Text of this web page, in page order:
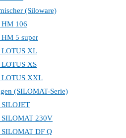
(Siloware)
HM 106
HM 5 super
LOTUS XL
LOTUS XS
LOTUS XXL
(SILOMAT-Serie)
SILOJET
SILOMAT 230V
SILOMAT DF Q